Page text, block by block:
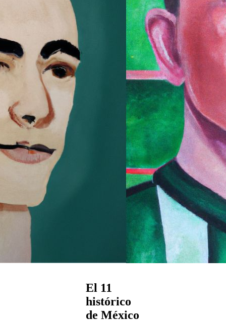
El 11
histórico
de México